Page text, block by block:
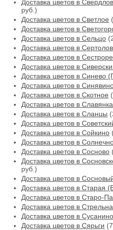
Доставка цветов в
руб.)
Доставка цветов в Светлое
Доставка цветов в
Доставка цветов в Сельцо
Доставка цветов в
Доставка цветов в
Доставка цветов в
Доставка цветов в Синево
Доставка цветов в
Доставка цветов в Скотное
Доставка цветов в Славянка
Доставка цветов в Сланцы
Доставка цветов в
Доставка цветов в Сойкино
Доставка цветов в
Доставка цветов в Сосново
Доставка цветов в
руб.)
Доставка цветов в
Доставка цветов в Старая
Доставка цветов в Старо-
Доставка цветов в Стрельна
Доставка цветов в Сусанино
Доставка цветов в Сярьги